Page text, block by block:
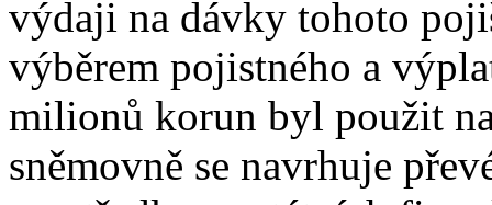
výdaji na dávky tohoto
výběrem pojistného a
milionů korun byl použit
sněmovně se navrhuje